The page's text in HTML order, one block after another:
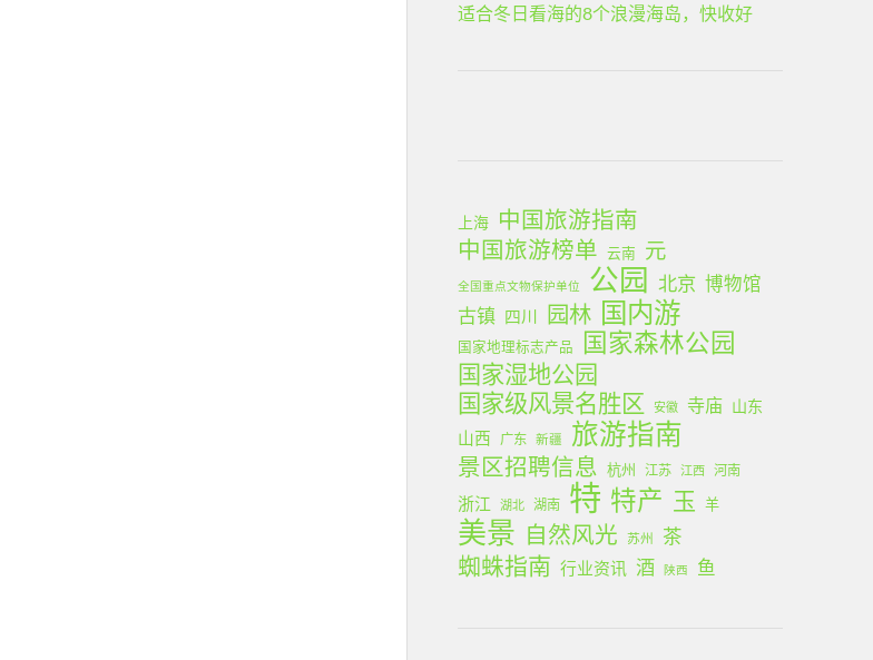
适合冬日看海的8个浪漫海岛，快收好
上海
中国旅游指南
中国旅游榜单 云南 元
全国重点文物保护单位 公园 北京 博物馆
古镇 四川 园林 国内游
国家地理标志产品 国家森林公园
国家湿地公园
国家级风景名胜区
安徽 寺庙 山东
山西 广东 新疆 旅游指南
景区招聘信息 杭州 江苏 江西 河南
浙江 湖北 湖南 特 特产 玉 羊
美景 自然风光 苏州 茶
蜘蛛指南 行业资讯 酒 陕西 鱼